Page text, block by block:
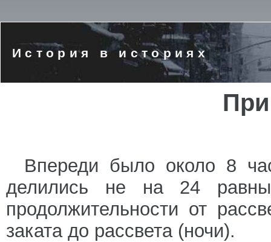
История в историях
Впереди было около 8
делились не на 24
продолжительности от
заката до рассвета (ночи).